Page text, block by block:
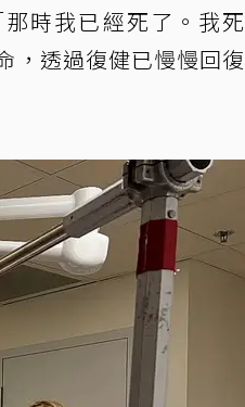
時我已經死了。我死
，透過復健已慢慢回復